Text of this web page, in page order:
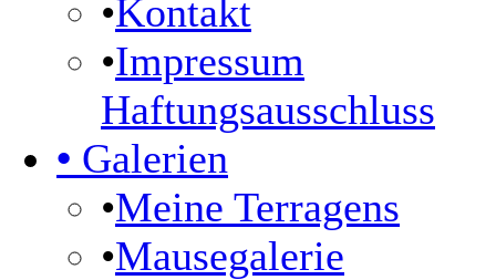
•Kontakt
•Impressum
Haftungsausschluss
• Galerien
•Meine Terragens
•Mausegalerie